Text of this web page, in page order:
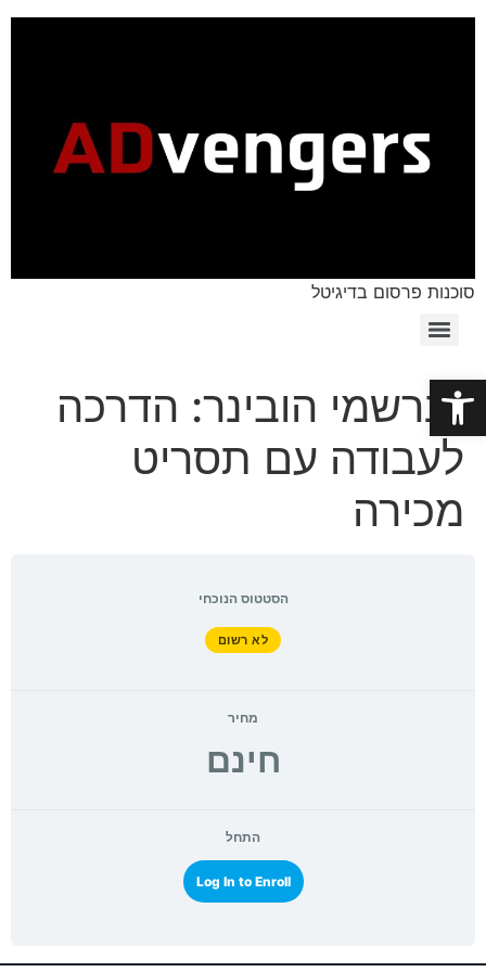
פתח סרגל נגישות
סוכנות פרסום בדיגיטל
לנרשמי הובינר: הדרכה
לעבודה עם תסריט
מכירה
הסטטוס הנוכחי
לא רשום
מחיר
חינם
התחל
Log In to Enroll